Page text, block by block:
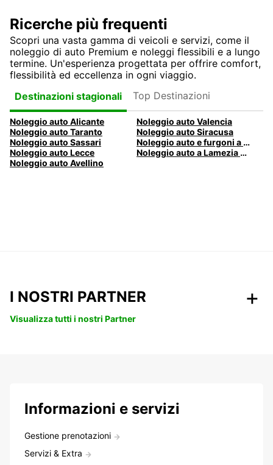
Ricerche più frequenti
Scopri una vasta gamma di veicoli e servizi, come il
noleggio di auto Premium e noleggi flessibili e a lungo
termine. Un'esperienza progettata per offrire comfort,
flessibilità ed eccellenza in ogni viaggio.
Destinazioni stagionali
Top Destinazioni
Noleggio auto Alicante
Noleggio auto Valencia
Noleggio auto Taranto
Noleggio auto Siracusa
Noleggio auto Sassari
Noleggio auto e furgoni a Pescara
Noleggio auto Lecce
Noleggio auto a Lamezia Terme, Italia
Noleggio auto Avellino
I NOSTRI PARTNER
Visualizza tutti i nostri Partner
Informazioni e servizi
Gestione prenotazioni
Servizi & Extra